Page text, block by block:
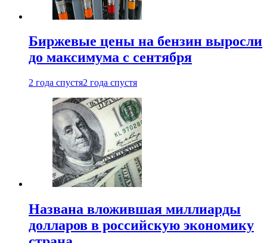
Биржевые цены на бензин выросли
до максимума с сентября
2 года спустя2 года спустя
Названа вложившая миллиарды
долларов в российскую экономику